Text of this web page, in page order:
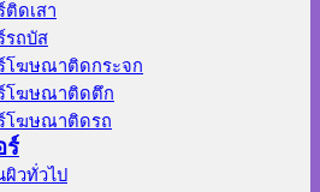
ติดเสา
รถบัส
โฆษณาติดกระจก
โฆษณาติดตึก
โฆษณาติดรถ
ร์
วทั่วไป